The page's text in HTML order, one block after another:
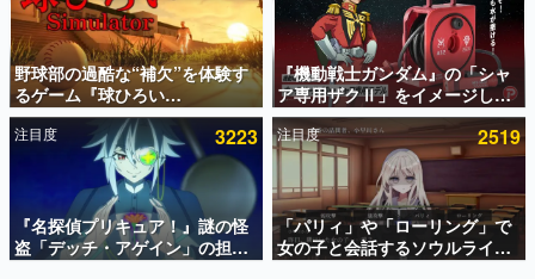
電ファミのいま読まれている記事ランキング
アプリセール情報
インタビュー
連載・特集一覧
殿堂入り記事
SNS拡散数が数千以上！ ページビュー数万以上！ などな
ど。多くの人々に読まれた、電ファミ渾身の“殿堂入り”記
事をまとめました。
野球部の過酷な“補欠”を体験す
るゲーム『球ひろい
Simulator』が「1件」のウィッ
シュリストをもとにチェコ語に
対応しSNSで話題に。『キング
ダム・カム』開発元やチェコの
プロ野球選手から称賛の声
『機動戦士ガンダム』の「シャ
ア専用ザクⅡ」をイメージした
散水ホースリールが予約開始。
本体にはシャアのパーソナルマ
ークやジオン公国軍のエンブレ
ム、型式番号などを配置
注目度 3223
『名探偵プリキュア！』謎の怪
盗「デッチ・アゲイン」の担当
キャストは天﨑滉平さんと判
注目度 2519
「パリィ」や「ローリング」で
女の子と会話するソウルライク
恋愛ゲーム『小早川さんはソウ